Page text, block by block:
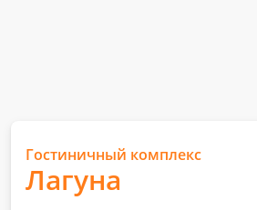
Гостиничный комплекс
Лагуна